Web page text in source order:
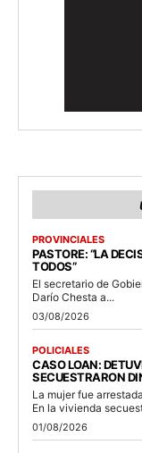
PROVINCIALES
PASTORE: “LA
TODOS”
El secretario de
Darío Chesta a...
03/08/2026
POLICIALES
CASO LOAN:
SECUESTRARON
La mujer fue
En la vivienda
01/08/2026